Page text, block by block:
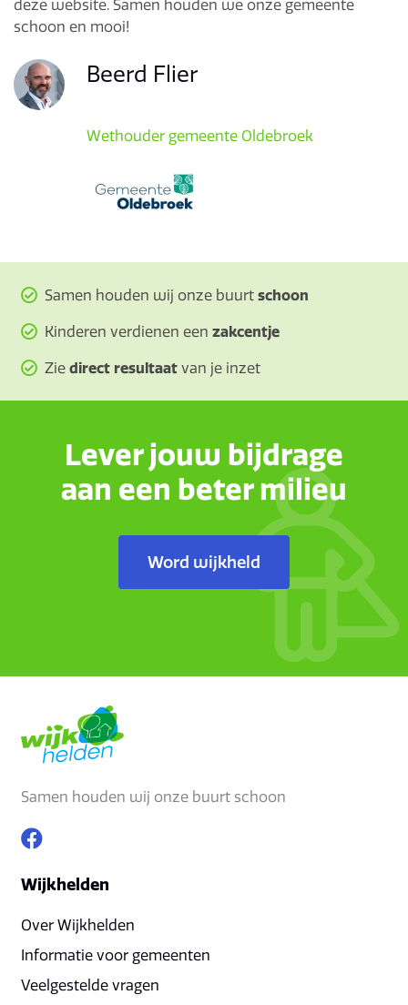
deze website. Samen houden we onze gemeente
schoon en mooi!
Beerd Flier
Wethouder gemeente Oldebroek
Samen houden wij onze buurt schoon
Kinderen verdienen een zakcentje
Zie direct resultaat van je inzet
Lever jouw bijdrage
aan een beter milieu
Word wijkheld
Samen houden wij onze buurt schoon
Wijkhelden
Over Wijkhelden
Informatie voor gemeenten
Veelgestelde vragen